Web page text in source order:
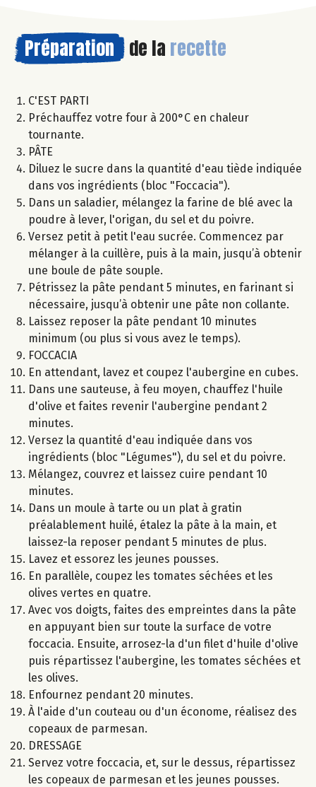
Préparation de la recette
C'EST PARTI
Préchauffez votre four à 200°C en chaleur
tournante.
PÂTE
Diluez le sucre dans la quantité d'eau tiède indiquée
dans vos ingrédients (bloc "Foccacia").
Dans un saladier, mélangez la farine de blé avec la
poudre à lever, l'origan, du sel et du poivre.
Versez petit à petit l'eau sucrée. Commencez par
mélanger à la cuillère, puis à la main, jusqu’à obtenir
une boule de pâte souple.
Pétrissez la pâte pendant 5 minutes, en farinant si
nécessaire, jusqu’à obtenir une pâte non collante.
Laissez reposer la pâte pendant 10 minutes
minimum (ou plus si vous avez le temps).
FOCCACIA
En attendant, lavez et coupez l'aubergine en cubes.
Dans une sauteuse, à feu moyen, chauffez l'huile
d'olive et faites revenir l'aubergine pendant 2
minutes.
Versez la quantité d'eau indiquée dans vos
ingrédients (bloc "Légumes"), du sel et du poivre.
Mélangez, couvrez et laissez cuire pendant 10
minutes.
Dans un moule à tarte ou un plat à gratin
préalablement huilé, étalez la pâte à la main, et
laissez-la reposer pendant 5 minutes de plus.
Lavez et essorez les jeunes pousses.
En parallèle, coupez les tomates séchées et les
olives vertes en quatre.
Avec vos doigts, faites des empreintes dans la pâte
en appuyant bien sur toute la surface de votre
foccacia. Ensuite, arrosez-la d'un filet d'huile d'olive
puis répartissez l'aubergine, les tomates séchées et
les olives.
Enfournez pendant 20 minutes.
À l'aide d'un couteau ou d'un économe, réalisez des
copeaux de parmesan.
DRESSAGE
Servez votre foccacia, et, sur le dessus, répartissez
les copeaux de parmesan et les jeunes pousses.